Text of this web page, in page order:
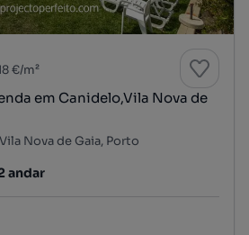
€/m²
em Canidelo,Vila Nova de
Nova de Gaia, Porto
andar